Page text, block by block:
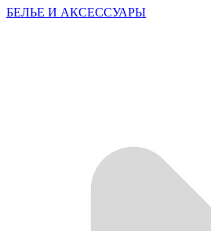
БЕЛЬЕ И АКСЕССУАРЫ